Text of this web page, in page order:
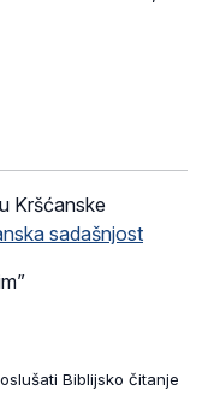
Kršćanske
sadašnjost
Biblijsko čitanje